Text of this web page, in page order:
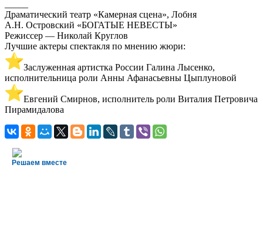
Драматический театр «Камерная сцена», Лобня
А.Н. Островский «БОГАТЫЕ НЕВЕСТЫ»
Режиссер — Николай Круглов
Лучшие актеры спектакля по мнению жюри:
Заслуженная артистка России Галина Лысенко,
исполнительница роли Анны Афанасьевны Цыплуновой
Евгений Смирнов, исполнитель роли Виталия Петровича
Пирамидалова
Решаем вместе